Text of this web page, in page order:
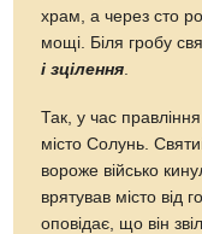
храм, а через сто
мощі. Біля гробу
і зцілення
Так, у час
місто Солунь.
вороже військо
врятував місто від
оповідає, що він